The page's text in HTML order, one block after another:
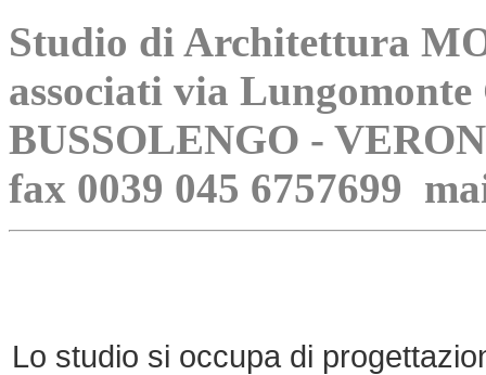
Studio di Architettura
associati via
BUSSOLENGO -
fax 0039 045 6757699
Lo studio si occupa di